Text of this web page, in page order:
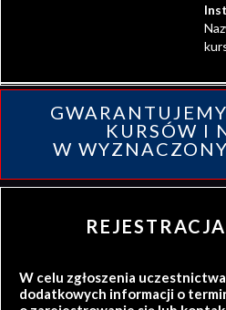
KURSÓW I
W
W celu zgłoszenia
dodatkowych informacji o